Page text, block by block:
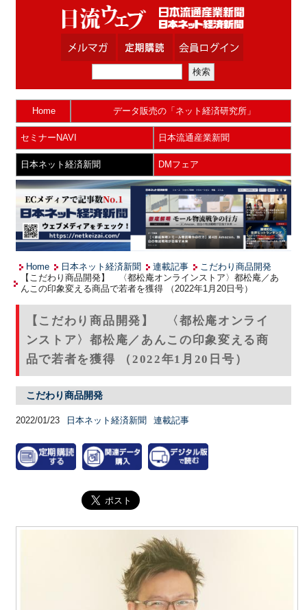
Home データ販売の「ネット経済研究所」
セミナーNAVI 日本流通産業新聞
日本ネット経済新聞 DMフェア
Home 日本ネット経済新聞 連載記事
こだわり商品開発
【こだわり商品開発】 〈都松庵オンラインストア〉都松庵／あ
んこの印象変える商品で若者を獲得 （2022年1月20日号）
【こだわり商品開発】 〈都松庵オンライ
ンストア〉都松庵／あんこの印象変える商
品で若者を獲得 （2022年1月20日号）
こだわり商品開発
2022/01/23 日本ネット経済新聞 連載記事